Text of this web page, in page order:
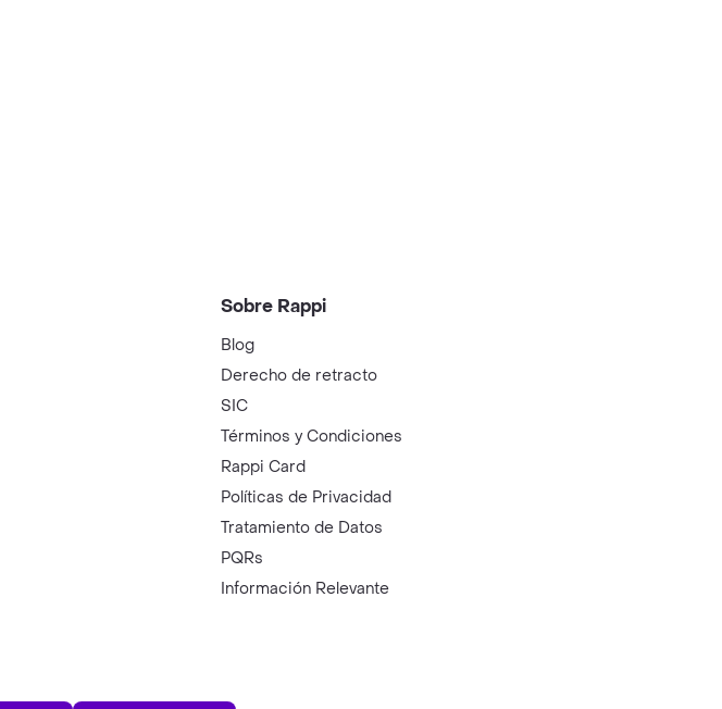
Sobre Rappi
Blog
Derecho de retracto
SIC
Términos y Condiciones
Rappi Card
Políticas de Privacidad
Tratamiento de Datos
PQRs
Información Relevante